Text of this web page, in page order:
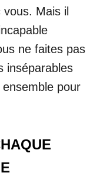
vous. Mais il
ne faites pas
inséparables
ensemble pour